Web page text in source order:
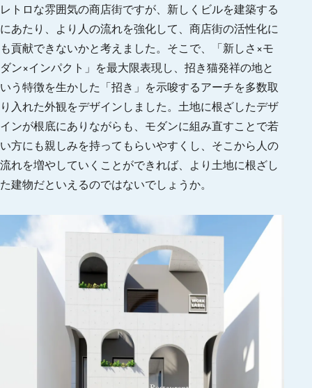
レトロな雰囲気の商店街ですが、新しくビルを建築する
にあたり、より人の流れを強化して、商店街の活性化に
も貢献できないかと考えました。そこで、「新しさ×モ
ダン×インパクト」を最大限表現し、招き猫発祥の地と
いう特徴を生かした「招き」を示唆するアーチを多数取
り入れた外観をデザインしました。土地に根ざしたデザ
インが根底にありながらも、モダンに組み直すことで若
い方にも親しみを持ってもらいやすくし、そこから人の
流れを増やしていくことができれば、より土地に根ざし
た建物だといえるのではないでしょうか。